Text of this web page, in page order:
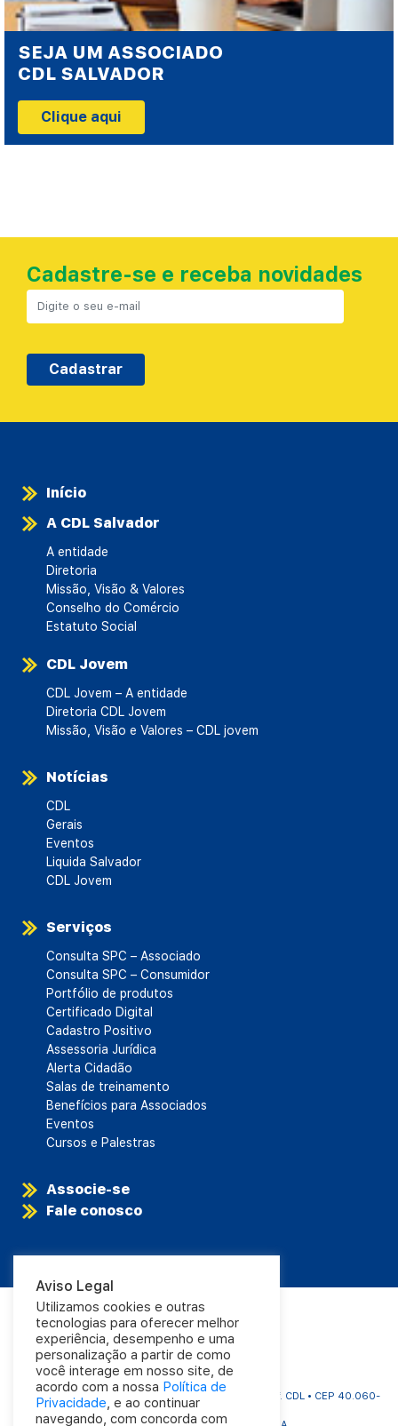
SEJA UM ASSOCIADO
CDL SALVADOR
Clique aqui
Cadastre-se e receba novidades
Cadastrar
Início
A CDL Salvador
A entidade
Diretoria
Missão, Visão & Valores
Conselho do Comércio
Estatuto Social
CDL Jovem
CDL Jovem – A entidade
Diretoria CDL Jovem
Missão, Visão e Valores – CDL jovem
Notícias
CDL
Gerais
Eventos
Liquida Salvador
CDL Jovem
Serviços
Consulta SPC – Associado
Consulta SPC – Consumidor
Portfólio de produtos
Certificado Digital
Cadastro Positivo
Assessoria Jurídica
Alerta Cidadão
Salas de treinamento
Benefícios para Associados
Eventos
Cursos e Palestras
Associe-se
Fale conosco
CDL Salvador | Rua Carlos Gomes, 1063 - Aflitos | Edf. CDL • CEP 40.060-
325
Aviso Legal
Utilizamos cookies e outras
tecnologias para oferecer melhor
experiência, desempenho e uma
personalização a partir de como
você interage em nosso site, de
acordo com a nossa Política de
Privacidade, e ao continuar
navegando, com concorda com